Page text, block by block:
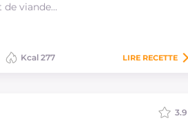
de viande…
Kcal 277 LIRE RECETTE
3.9